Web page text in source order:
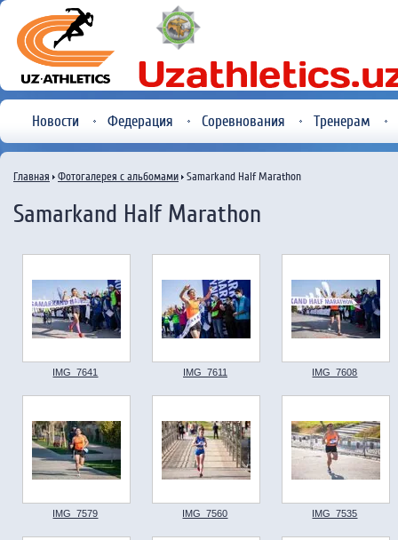
Новости Федерация Соревнования Тренерам
Главная Фотогалерея с альбомами Samarkand Half Marathon
Samarkand Half Marathon
IMG_7641 IMG_7611 IMG_7608
IMG_7579 IMG_7560 IMG_7535